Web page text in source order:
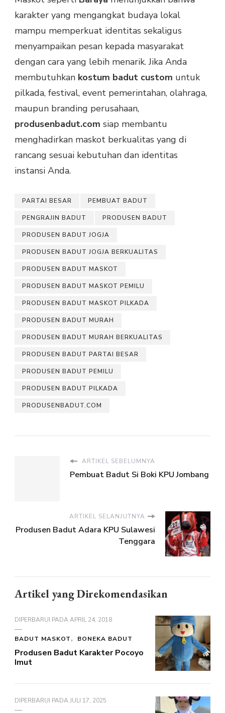
karakter yang mengangkat budaya lokal
mampu memperkuat identitas sekaligus
menyampaikan pesan kepada masyarakat
dengan cara yang lebih menarik. Jika Anda
membutuhkan kostum badut custom untuk
pilkada, festival, event pemerintahan, olahraga,
maupun branding perusahaan,
produsenbadut.com siap membantu
menghadirkan maskot berkualitas yang di
rancang sesuai kebutuhan dan identitas
instansi Anda.
PARTAI BESAR PEMBUAT BADUT
PENGRAJIN BADUT PRODUSEN BADUT
PRODUSEN BADUT JOGJA
PRODUSEN BADUT JOGJA BERKUALITAS
PRODUSEN BADUT MASKOT
PRODUSEN BADUT MASKOT PEMILU
PRODUSEN BADUT MASKOT PILKADA
PRODUSEN BADUT MURAH
PRODUSEN BADUT MURAH BERKUALITAS
PRODUSEN BADUT PARTAI BESAR
PRODUSEN BADUT PEMILU
PRODUSEN BADUT PILKADA
PRODUSENBADUT.COM
ARTIKEL SEBELUMNYA
Pembuat Badut Si Boki KPU Jombang
ARTIKEL SELANJUTNYA
Produsen Badut Adara KPU Sulawesi
Tenggara
Artikel yang Direkomendasikan
DIPERBARUI PADAAPRIL 24, 2018
BADUT MASKOT BONEKA BADUT
Produsen Badut Karakter Pocoyo
Imut
DIPERBARUI PADAJULI 17, 2025